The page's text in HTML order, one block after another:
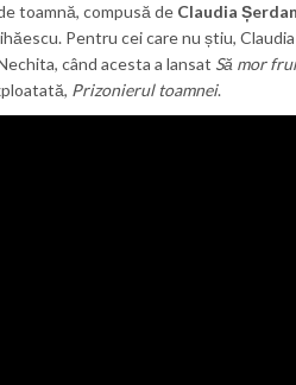
toamnă, compusă de Claudia Șerdan
Pentru cei care nu știu,
când acesta a lansat Să mor
Prizonierul toamnei.